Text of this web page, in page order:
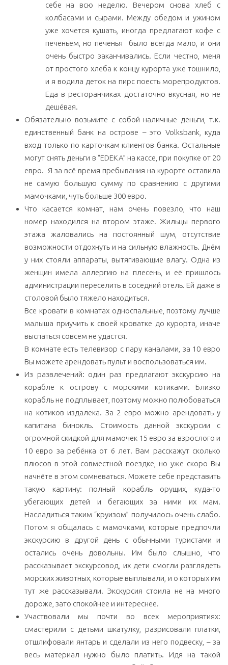
себе на всю неделю. Вечером снова хлеб с
колбасами и сырами. Между обедом и ужином
уже хочется кушать, иногда предлагают кофе с
печеньем, но печенья было всегда мало, и они
очень быстро заканчивались. Если честно, меня
от простого хлеба к концу курорта уже тошнило,
и я водила деток на пирс поесть морепродуктов.
Еда в ресторанчиках достаточно вкусная, но не
дешёвая.
Обязательно возьмите с собой наличные деньги, т.к.
единственный банк на острове – это Volksbank, куда
вход только по карточкам клиентов банка. Остальные
могут снять деньги в “EDEKA” на кассе, при покупке от 20
евро. Я за всё время пребывания на курорте оставила
не самую большую сумму по сравнению с другими
мамочками, чуть больше 300 евро.
Что касается комнат, нам очень повезло, что наш
номер находился на втором этаже. Жильцы первого
этажа жаловались на постоянный шум, отсутствие
возможности отдохнуть и на сильную влажность. Днём
у них стояли аппараты, вытягивающие влагу. Одна из
женщин имела аллергию на плесень, и её пришлось
администрации переселить в соседний отель. Ей даже в
столовой было тяжело находиться.
Все кровати в комнатах односпальные, поэтому лучше
малыша приучить к своей кроватке до курорта, иначе
выспаться совсем не удастся.
В комнате есть телевизор с пару каналами, за 10 евро
Вы можете арендовать пульт и воспользоваться им.
Из развлечений: один раз предлагают экскурсию на
корабле к острову с морскими котиками. Близко
корабль не подплывает, поэтому можно полюбоваться
на котиков издалека. За 2 евро можно арендовать у
капитана бинокль. Стоимость данной экскурсии с
огромной скидкой для мамочек 15 евро за взрослого и
10 евро за ребёнка от 6 лет. Вам расскажут сколько
плюсов в этой совместной поездке, но уже скоро Вы
начнёте в этом сомневаться. Можете себе представить
такую картину: полный корабль орущих, куда-то
убегающих детей и бегающих за ними их мам.
Насладиться таким “круизом” получилось очень слабо.
Потом я общалась с мамочками, которые предпочли
экскурсию в другой день с обычными туристами и
остались очень довольны. Им было слышно, что
рассказывает экскурсовод, их дети смогли разглядеть
морских животных, которые выплывали, и о которых им
тут же рассказывали. Экскурсия стоила не на много
дороже, зато спокойнее и интереснее.
Участвовали мы почти во всех мероприятиях:
смастерили с детьми шкатулку, разрисовали платки,
отшлифовали янтарь и сделали из него подвеску, – за
весь материал нужно было платить. Идя на такой